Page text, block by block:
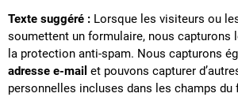
Texte suggéré : Lorsque les visiteurs ou
soumettent un formulaire, nous capturons
la protection anti-spam. Nous capturons
adresse e-mail et pouvons capturer
personnelles incluses dans les champs du